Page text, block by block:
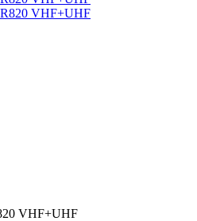
VHF+UHF